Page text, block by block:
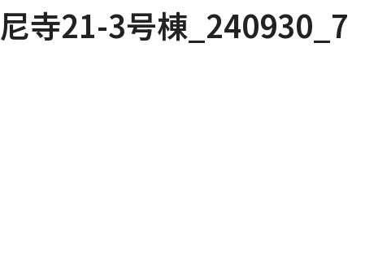
寺21-3号棟_240930_7